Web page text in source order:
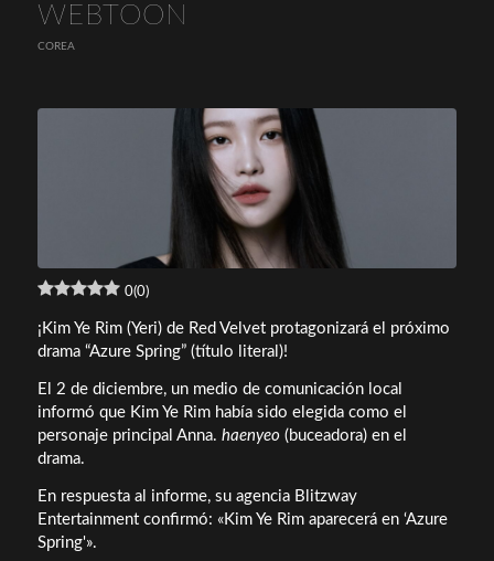
WEBTOON
COREA
0(0)
¡Kim Ye Rim (Yeri) de Red Velvet protagonizará el próximo
drama “Azure Spring” (título literal)!
El 2 de diciembre, un medio de comunicación local
informó que Kim Ye Rim había sido elegida como el
personaje principal Anna. haenyeo(buceadora) en el
drama.
En respuesta al informe, su agencia Blitzway
Entertainment confirmó: «Kim Ye Rim aparecerá en ‘Azure
Spring'».